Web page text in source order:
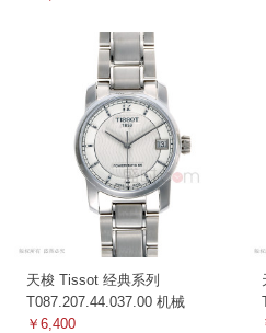
天梭 Tissot 经典系列
T087.207.44.037.00 机械
￥6,400